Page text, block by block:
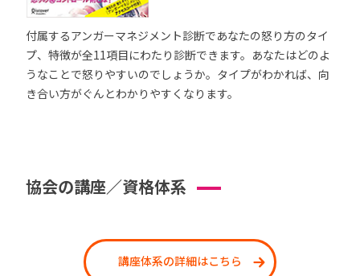
付属するアンガーマネジメント診断であなたの怒り方のタイ
プ、特徴が全11項目にわたり診断できます。あなたはどのよ
うなことで怒りやすいのでしょうか。タイプがわかれば、向
き合い方がぐんとわかりやすくなります。
協会の講座／資格体系
講座体系の詳細はこちら